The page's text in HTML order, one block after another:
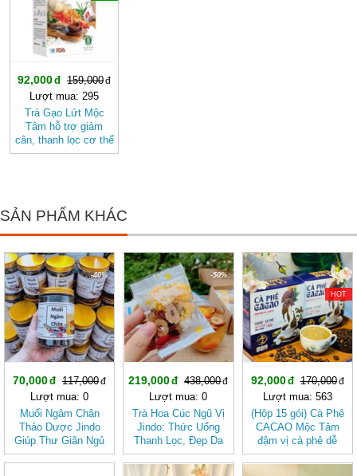
92,000
159,000
Lượt mua: 295
Trà Gạo Lứt Mộc
Tâm hỗ trợ giảm
cân, thanh lọc cơ thể
mát gan
SẢN PHẨM KHÁC
-40%
70,000
117,000
Lượt mua: 0
Muối Ngâm Chân
Thảo Dược Jindo
Giúp Thư Giãn Ngủ
Ngon Giảm Đau
-50%
219,000
438,000
Lượt mua: 0
Trà Hoa Cúc Ngũ Vị
Jindo: Thức Uống
Thanh Lọc, Đẹp Da
Tự Nhiên Từ Thảo
Dược Thượng Hạng
-45%
HOT
92,000
170,000
Lượt mua: 563
(Hộp 15 gói) Cà Phê
CACAO Mộc Tâm
đậm vị cà phê dễ
uống